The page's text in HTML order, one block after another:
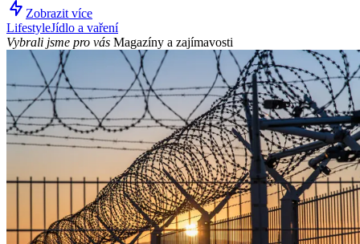
Zobrazit více
LifestyleJídlo a vaření
Vybrali jsme pro vás Magazíny a zajímavosti